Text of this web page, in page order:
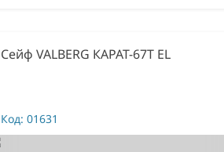
Сейф VALBERG КАРАТ-67T EL
Код: 01631